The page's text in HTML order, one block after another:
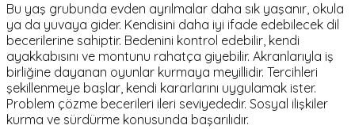
Bu yaş grubunda evden ayrılmalar daha sık yaşanır, okula
ya da yuvaya gider. Kendisini daha iyi ifade edebilecek dil
becerilerine sahiptir. Bedenini kontrol edebilir, kendi
ayakkabısını ve montunu rahatça giyebilir. Akranlarıyla iş
birliğine dayanan oyunlar kurmaya meyillidir. Tercihleri
şekillenmeye başlar, kendi kararlarını uygulamak ister.
Problem çözme becerileri ileri seviyededir. Sosyal ilişkiler
kurma ve sürdürme konusunda başarılıdır.